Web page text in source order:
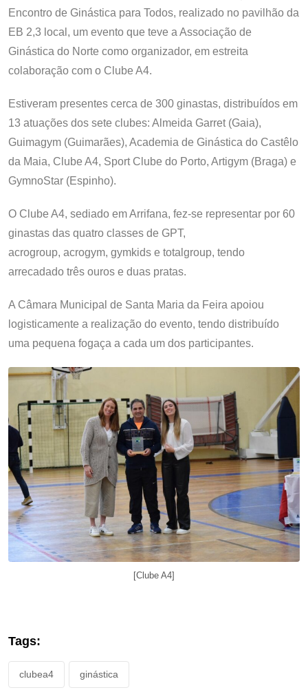
Encontro de Ginástica para Todos, realizado no pavilhão da
EB 2,3 local, um evento que teve a Associação de
Ginástica do Norte como organizador, em estreita
colaboração com o Clube A4.
Estiveram presentes cerca de 300 ginastas, distribuídos em
13 atuações dos sete clubes: Almeida Garret (Gaia),
Guimagym (Guimarães), Academia de Ginástica do Castêlo
da Maia, Clube A4, Sport Clube do Porto, Artigym (Braga) e
GymnoStar (Espinho).
O Clube A4, sediado em Arrifana, fez-se representar por 60
ginastas das quatro classes de GPT,
acrogroup, acrogym, gymkids e totalgroup, tendo
arrecadado três ouros e duas pratas.
A Câmara Municipal de Santa Maria da Feira apoiou
logisticamente a realização do evento, tendo distribuído
uma pequena fogaça a cada um dos participantes.
[Clube A4]
Tags:
clubea4 ginástica